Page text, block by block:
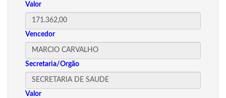
Valor
Vencedor
Secretaria/Orgão
Valor